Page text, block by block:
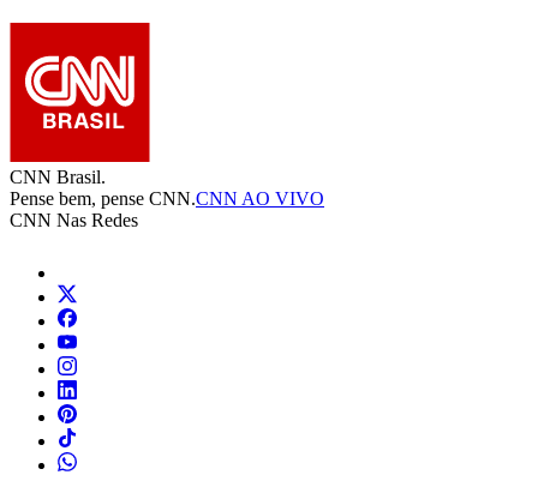
CNN Brasil.
Pense bem, pense CNN.CNN AO VIVO
CNN Nas Redes